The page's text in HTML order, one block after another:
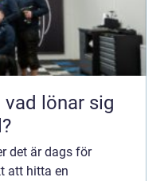
det är dags för
att hitta en